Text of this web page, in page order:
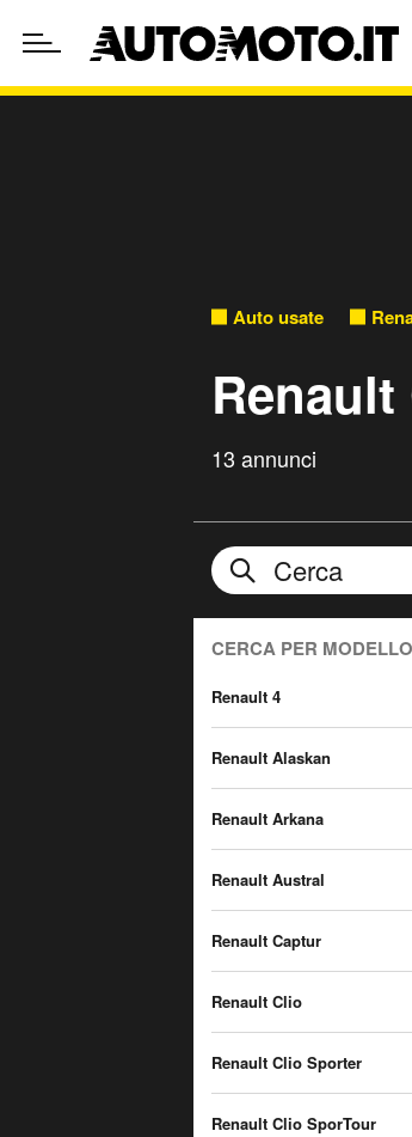
Auto usate
13 annunci
CERCA PER MODELLO
Renault 4
Renault Alaskan
Renault Arkana
Renault Austral
Renault Captur
Renault Clio
Renault Clio Sporter
Renault Clio SporTour